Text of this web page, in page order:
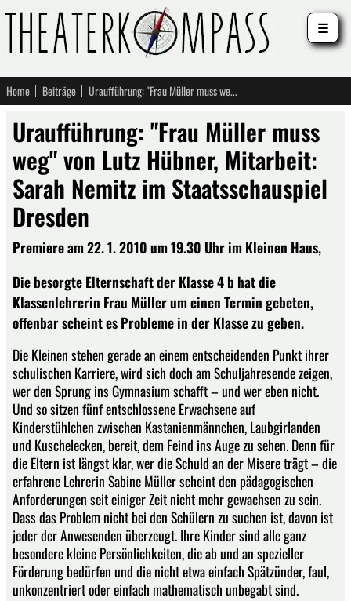
Home Beiträge Uraufführung: "Frau Müller muss weg" von Lutz Hübner, Mitarbeit: Sarah Nemitz im Staatsschauspiel Dresden
Uraufführung: "Frau Müller muss
weg" von Lutz Hübner, Mitarbeit:
Sarah Nemitz im Staatsschauspiel
Dresden
Premiere am 22. 1. 2010 um 19.30 Uhr im Kleinen Haus,
Die besorgte Elternschaft der Klasse 4 b hat die
Klassenlehrerin Frau Müller um einen Termin gebeten,
offenbar scheint es Probleme in der Klasse zu geben.
Die Kleinen stehen gerade an einem entscheidenden Punkt ihrer
schulischen Karriere, wird sich doch am Schuljahresende zeigen,
wer den Sprung ins Gymnasium schafft – und wer eben nicht.
Und so sitzen fünf entschlossene Erwachsene auf
Kinderstühlchen zwischen Kastanienmännchen, Laubgirlanden
und Kuschelecken, bereit, dem Feind ins Auge zu sehen. Denn für
die Eltern ist längst klar, wer die Schuld an der Misere trägt – die
erfahrene Lehrerin Sabine Müller scheint den pädagogischen
Anforderungen seit einiger Zeit nicht mehr gewachsen zu sein.
Dass das Problem nicht bei den Schülern zu suchen ist, davon ist
jeder der Anwesenden überzeugt. Ihre Kinder sind alle ganz
besondere kleine Persönlichkeiten, die ab und an spezieller
Förderung bedürfen und die nicht etwa einfach Spätzünder, faul,
unkonzentriert oder einfach mathematisch unbegabt sind.
☰